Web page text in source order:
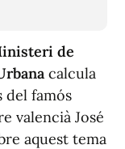
de
calcula
del famós
valencià José
aquest tema